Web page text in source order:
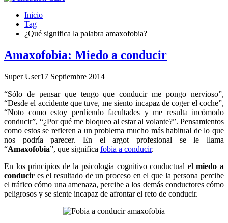
Inicio
Tag
¿Qué significa la palabra amaxofobia?
Amaxofobia: Miedo a conducir
Super User17 Septiembre 2014
“Sólo de pensar que tengo que conducir me pongo nervioso”,
“Desde el accidente que tuve, me siento incapaz de coger el coche”,
“Noto como estoy perdiendo facultades y me resulta incómodo
conducir”, “¿Por qué me bloqueo al estar al volante?”. Pensamientos
como estos se refieren a un problema mucho más habitual de lo que
nos podría parecer. En el argot profesional se le llama
“Amaxofobia”, que significa fobia a conducir.
En los principios de la psicología cognitivo conductual elmiedo a
conducir es el resultado de un proceso en el que la persona percibe
el tráfico cómo una amenaza, percibe a los demás conductores cómo
peligrosos y se siente incapaz de afrontar el reto de conducir.